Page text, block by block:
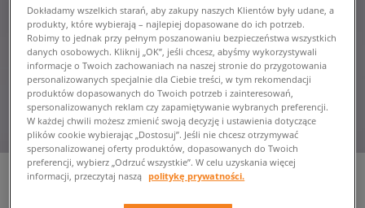
Dokładamy wszelkich starań, aby zakupy naszych Klientów były udane, a
produkty, które wybierają – najlepiej dopasowane do ich potrzeb.
Robimy to jednak przy pełnym poszanowaniu bezpieczeństwa wszystkich
danych osobowych. Kliknij „OK”, jeśli chcesz, abyśmy wykorzystywali
informacje o Twoich zachowaniach na naszej stronie do przygotowania
personalizowanych specjalnie dla Ciebie treści, w tym rekomendacji
produktów dopasowanych do Twoich potrzeb i zainteresowań,
spersonalizowanych reklam czy zapamiętywanie wybranych preferencji.
W każdej chwili możesz zmienić swoją decyzję i ustawienia dotyczące
plików cookie wybierając „Dostosuj”. Jeśli nie chcesz otrzymywać
spersonalizowanej oferty produktów, dopasowanych do Twoich
preferencji, wybierz „Odrzuć wszystkie”. W celu uzyskania więcej
informacji, przeczytaj naszą politykę prywatności.